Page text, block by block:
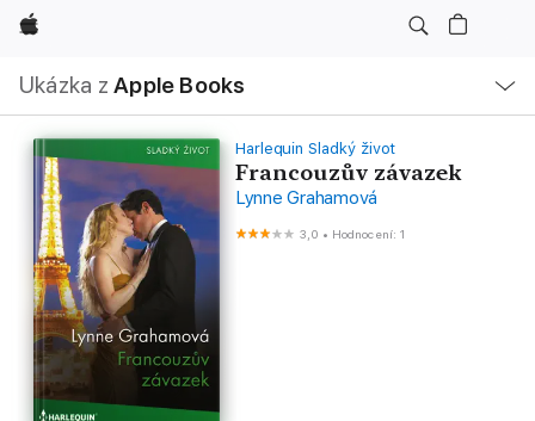
Apple
Ukázka z Apple Books
navigace –
otevřít
nabídku
Harlequin Sladký život
Francouzův závazek
Lynne Grahamová
3,0 • Hodnocení: 1